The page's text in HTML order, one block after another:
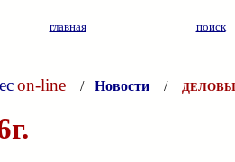
главная поиск
on-line / Новости /